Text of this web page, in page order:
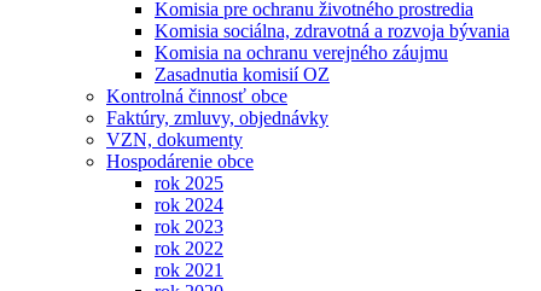
Komisia pre ochranu životného prostredia
Komisia sociálna, zdravotná a rozvoja bývania
Komisia na ochranu verejného záujmu
Zasadnutia komisií OZ
Kontrolná činnosť obce
Faktúry, zmluvy, objednávky
VZN, dokumenty
Hospodárenie obce
rok 2025
rok 2024
rok 2023
rok 2022
rok 2021